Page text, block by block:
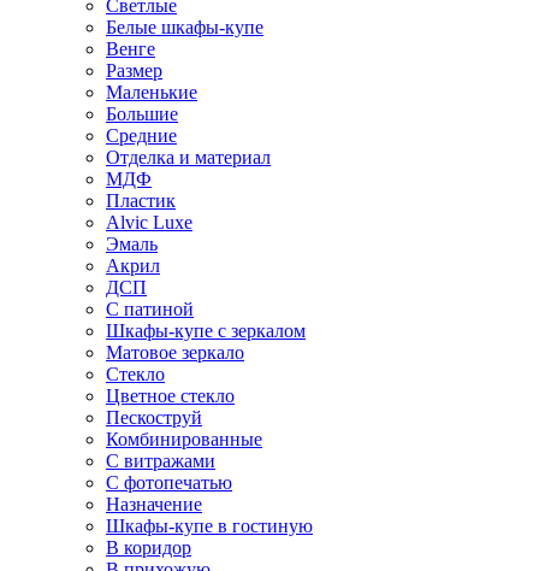
Светлые
Белые шкафы-купе
Венге
Размер
Маленькие
Большие
Средние
Отделка и материал
МДФ
Пластик
Alvic Luxe
Эмаль
Акрил
ДСП
С патиной
Шкафы-купе с зеркалом
Матовое зеркало
Стекло
Цветное стекло
Пескоструй
Комбинированные
С витражами
С фотопечатью
Назначение
Шкафы-купе в гостиную
В коридор